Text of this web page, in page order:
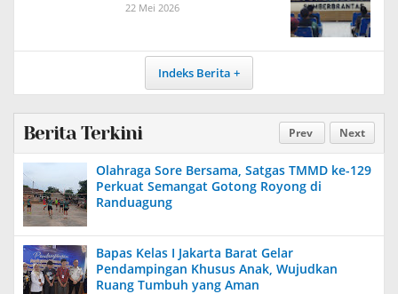
22 Mei 2026
Indeks Berita
Prev Next
Berita Terkini
Olahraga Sore Bersama, Satgas TMMD ke-129
Perkuat Semangat Gotong Royong di
Randuagung
Bapas Kelas I Jakarta Barat Gelar
Pendampingan Khusus Anak, Wujudkan
Ruang Tumbuh yang Aman